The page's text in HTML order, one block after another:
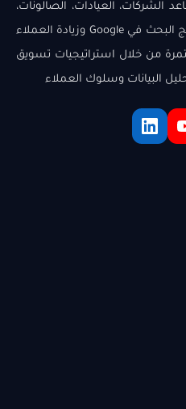
الشركات، العيادات، الصالونات،
والمتاجر الإلكترونية على تصدر نتائج البحث في Google وزيادة العملاء
من خلال استراتيجيات تسويق
البيانات وسلوك العملاء